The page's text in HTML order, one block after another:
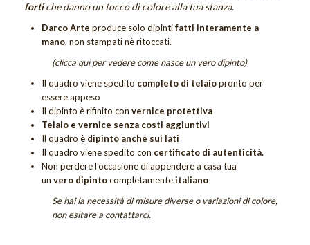
Quadri Miscellanea
Quadri Sogno
Quadri Tramonti
Quadri Unici
QUADRI UNICI
fortiche danno un tocco di colore alla tua stanza.
Darco Arte produce solo dipintifatti interamente a
mano, non stampati nè ritoccati.
(clicca qui per vedere come nasce un vero dipinto)
Il quadro viene spedito completo di telaiopronto per
essere appeso
Il dipinto è rifinito con vernice protettiva
Telaio e vernice senza costi aggiuntivi
Il quadro è dipinto anche sui lati
Il quadro viene spedito con certificato di autenticità.
Non perderel'occasione di appendere a casa tua
un vero dipintocompletamenteitaliano
Se hai la necessità di misure diverse o variazioni di colore,
non esitare a contattarci.